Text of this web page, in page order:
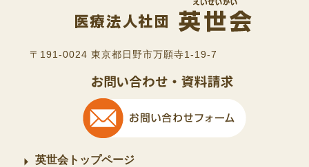
〒191-0024 東京都日野市万願寺1-19-7
英世会トップページ